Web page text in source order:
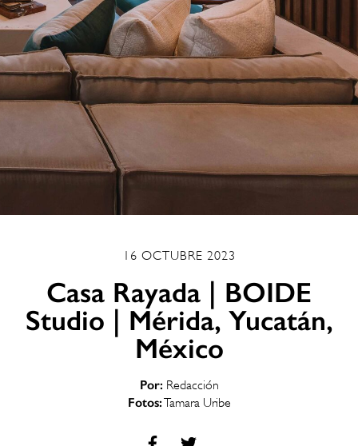
16 OCTUBRE 2023
Casa Rayada | BOIDE
Studio | Mérida, Yucatán,
México
Por: Redacción
Fotos:Tamara Uribe